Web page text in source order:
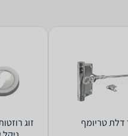
דלת טריומף
זוג